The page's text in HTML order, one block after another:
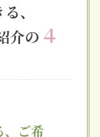
、
介の ４
、ご希